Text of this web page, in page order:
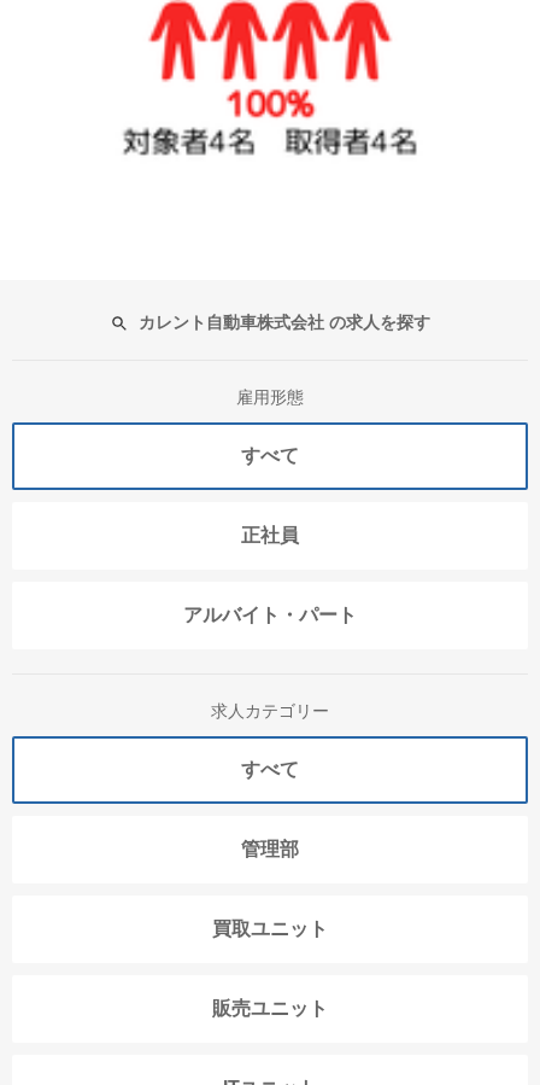
カレント自動車株式会社 の求人を探す
雇用形態
すべて
正社員
アルバイト・パート
求人カテゴリー
すべて
管理部
買取ユニット
販売ユニット